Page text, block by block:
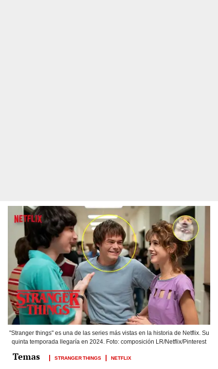
"Stranger things" es una de las series más vistas en la historia de Netflix. Su
quinta temporada llegaría en 2024. Foto: composición LR/Netflix/Pinterest
STRANGER THINGS NETFLIX